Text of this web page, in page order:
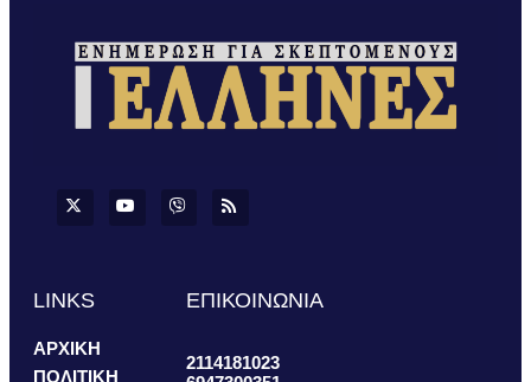
LINKS
ΑΡΧΙΚΗ
ΠΟΛΙΤΙΚΗ
ΕΠΙΚΟΙΝΩΝΙΑ
2114181023